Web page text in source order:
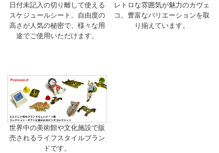
日付未記入の切り離して使える
スケジュールシート。自由度の
高さが人気の秘密で、様々な用
途でご使用いただけます。
レトロな雰囲気が魅力のカヴェ
コ。豊富なバリエーションを取
り揃えています。
世界中の美術館や文化施設で販
売されるライフスタイルブラン
ドです。